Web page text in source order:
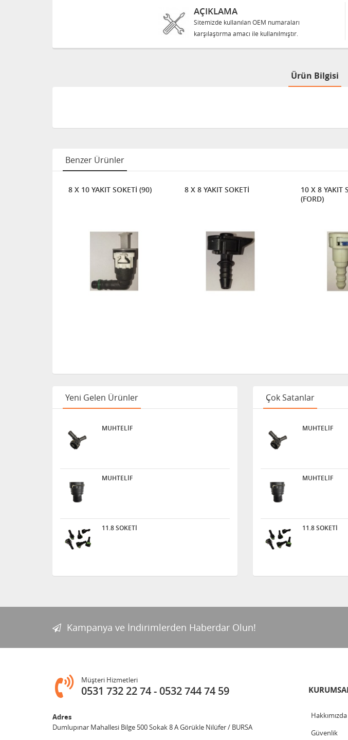
AÇIKLAMA
Sitemizde kullanılan OEM numaraları
karşılaştırma amacı ile kullanılmıştır.
Ürün Bilgisi
Benzer Ürünler
8 X 10 YAKIT SOKETİ (90) 8 X 8 YAKIT SOKETİ
10 X 8 YAKIT
(FORD)
Yeni Gelen Ürünler
MUHTELİF
MUHTELİF
11.8 SOKETİ
Çok Satanlar
MUHTELİF
MUHTELİF
11.8 SOKETİ
Kampanya ve İndirimlerden Haberdar Olun!
Müşteri Hizmetleri
0531 732 22 74 0532 744 74 59
Adres
Dumlupınar Mahallesi Bilge 500 Sokak 8 A Görükle Nilüfer / BURSA
Hakkımızda
Güvenlik